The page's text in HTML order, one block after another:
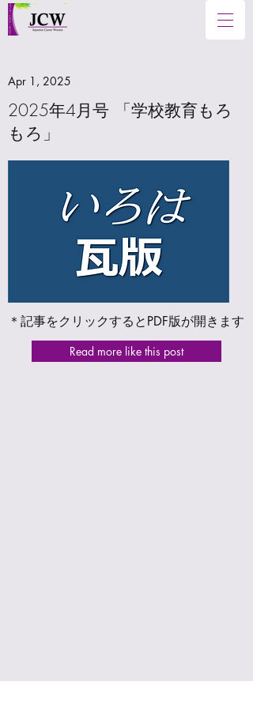
Apr 1, 2025
2025年4月号 「学校教育もろ
もろ」
＊記事をクリックするとPDF版が開きます
Read more like this post